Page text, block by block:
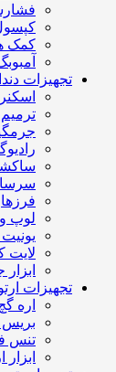
کمک
تجهیزات
فرزها
لوپ
لایت
تجهیزات
اره
تنس
ابزار